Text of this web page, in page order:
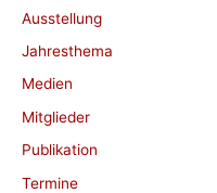
Ausstellung
Jahresthema
Medien
Mitglieder
Publikation
Termine